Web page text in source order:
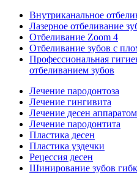
Внутриканальное
Лазерное отбеливание
Отбеливание Zoom 4
Отбеливание зубов с
Профессиональная
отбеливанием зубов
Лечение пародонтоза
Лечение гингивита
Лечение десен
Лечение пародонтита
Пластика десен
Пластика уздечки
Рецессия десен
Шинирование зубов